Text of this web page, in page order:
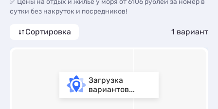
✅ Цены на отдых и жильё у моря от 6106 рублей за номер в
сутки без накруток и посредников!
Сортировка 1 вариант
Загрузка
вариантов...